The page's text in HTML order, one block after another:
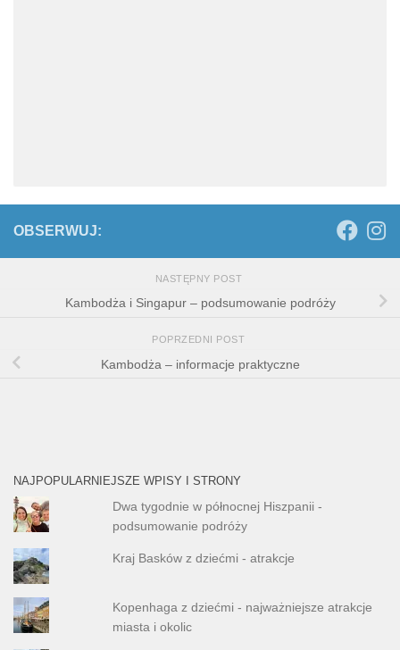
OBSERWUJ:
NASTĘPNY POST
Kambodża i Singapur – podsumowanie podróży
POPRZEDNI POST
Kambodża – informacje praktyczne
NAJPOPULARNIEJSZE WPISY I STRONY
Dwa tygodnie w północnej Hiszpanii -
podsumowanie podróży
Kraj Basków z dziećmi - atrakcje
Kopenhaga z dziećmi - najważniejsze atrakcje
miasta i okolic